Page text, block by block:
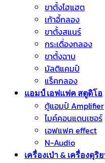
ขาตั้งไฮแฮต
เก้าอี้กลอง
ขาตั้งสแนร์
กระเดื่องกลอง
ขาตั้งฉาบ
มัลติแคมป์
แร็คกลอง
แอมป์ เอฟแฟค สตูดิโอ
ตู้แอมป์ Amplifier
ไมค์คอนแดนเซอร์
เอฟแฟค effect
N-Audio
เครื่องเป่า & เครื่องดุริ